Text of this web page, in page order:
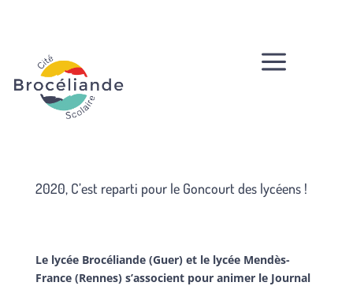
a
2020, C’est reparti pour le Goncourt des lycéens !
Le lycée Brocéliande (Guer) et le lycée Mendès-
France (Rennes) s’associent pour animer le Journal